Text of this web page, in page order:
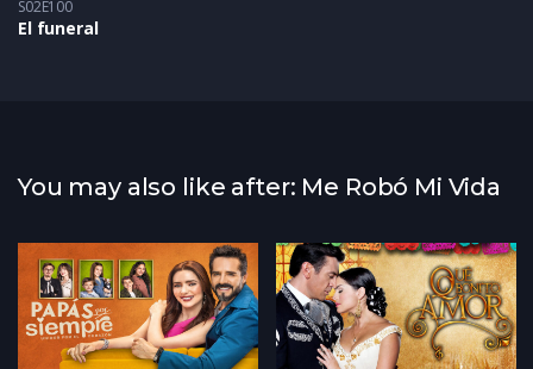
S02E100
El funeral
You may also like after: Me Robó Mi Vida